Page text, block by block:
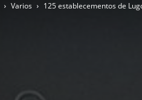
Varios 125 establecementos de